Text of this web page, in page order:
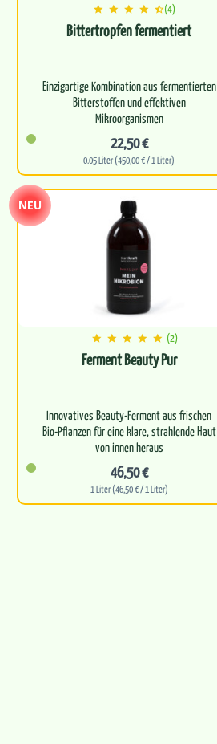
(4)
Bittertropfen fermentiert
Einzigartige Kombination aus fermentierten
Bitterstoffen und effektiven
Mikroorganismen
Unterstützt Verdauung, Stoffwechsel…
22,50 €
0.05 Liter (450,00 € / 1 Liter)
NEU
(2)
Ferment Beauty Pur
Innovatives Beauty-Ferment aus frischen
Bio-Pflanzen für eine klare, strahlende Haut
von innen heraus
Unterstützt die…
46,50 €
1 Liter (46,50 € / 1 Liter)